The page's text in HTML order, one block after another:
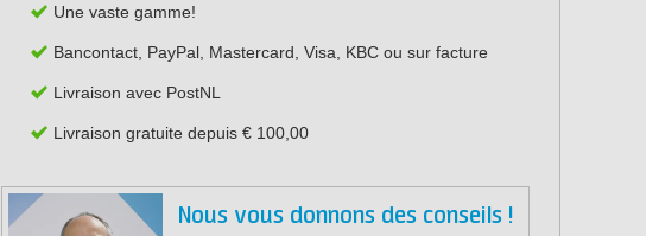
Une vaste gamme!
Bancontact, PayPal, Mastercard, Visa, KBC ou sur facture
Livraison avec PostNL
Livraison gratuite depuis € 100,00
Nous vous donnons des conseils !